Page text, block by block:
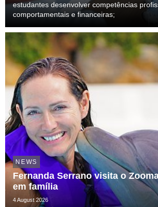
estudantes desenvolver competências
comportamentais e financeiras;
NEWS
Fernanda Serrano visita o
em família
4 August 2026